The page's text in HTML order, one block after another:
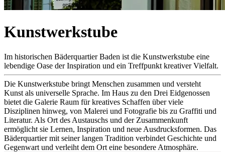
Kunstwerkstube
Im historischen Bäderquartier Baden ist die Kunstwerkstube eine
lebendige Oase der Inspiration und ein Treffpunkt kreativer Vielfalt.
Die Kunstwerkstube bringt Menschen zusammen und versteht
Kunst als universelle Sprache. Im Haus zu den Drei Eidgenossen
bietet die Galerie Raum für kreatives Schaffen über viele
Disziplinen hinweg, von Malerei und Fotografie bis zu Graffiti und
Literatur. Als Ort des Austauschs und der Zusammenkunft
ermöglicht sie Lernen, Inspiration und neue Ausdrucksformen. Das
Bäderquartier mit seiner langen Tradition verbindet Geschichte und
Gegenwart und verleiht dem Ort eine besondere Atmosphäre.